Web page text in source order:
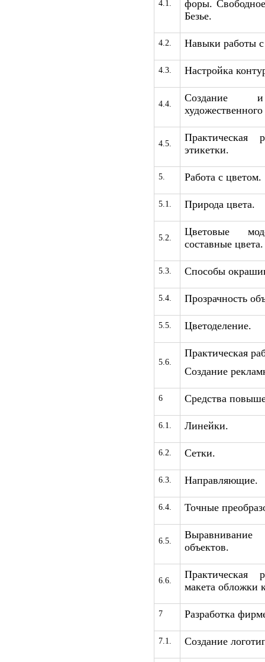
4.1.
форы.
Безье.
4.2. Навыки работы
4.3. Настройка
4.4.
Создание и
4.5.
Практическая
этикетки.
5. Работа с цветом.
5.1. Природа цвета.
5.2.
Цветовые
составные цвета.
5.3. Способы
5.4. Прозрачность
5.5. Цветоделение.
5.6.
Практическая
Создание
6 Средства
6.1. Линейки.
6.2. Сетки.
6.3. Направляющие.
6.4. Точные
6.5.
объектов.
6.6.
Практическая
макета обложки
7 Разработка
7.1. Создание